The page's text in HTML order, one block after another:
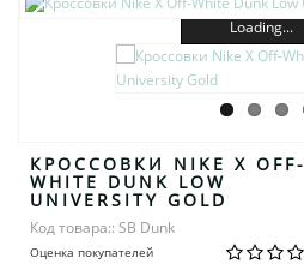
Loading...
КРОССОВКИ NIKE X OFF-
WHITE DUNK LOW
UNIVERSITY GOLD
Код товара:: SB Dunk
Оценка покупателей